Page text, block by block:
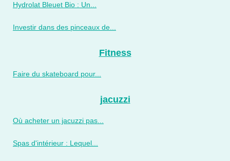
Hydrolat Bleuet Bio : Un...
Investir dans des pinceaux de...
Fitness
Faire du skateboard pour...
jacuzzi
Où acheter un jacuzzi pas...
Spas d'intérieur : Lequel...